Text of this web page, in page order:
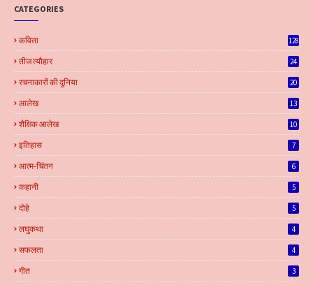
CATEGORIES
कविता 128
तीज त्यौहार 24
रचनाकारों की दुनिया 20
आलेख 13
शैक्षिक आलेख 10
इतिहास 7
आत्म-चिंतन 6
कहानी 5
दोहे 5
लघुकथा 4
सफलता 4
गीत 3